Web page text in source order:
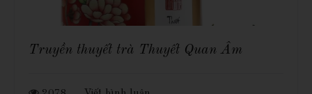
Truyền thuyết trà Thuyết Quan Âm